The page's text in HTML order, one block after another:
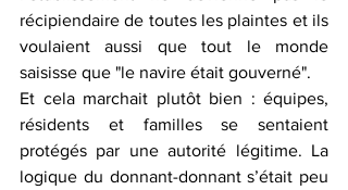
récipiendaire de toutes les plaintes et ils
voulaient aussi que tout le monde
saisisse que "le navire était gouverné".
Et cela marchait plutôt bien : équipes,
résidents et familles se sentaient
protégés par une autorité légitime. La
logique du donnant-donnant s’était peu